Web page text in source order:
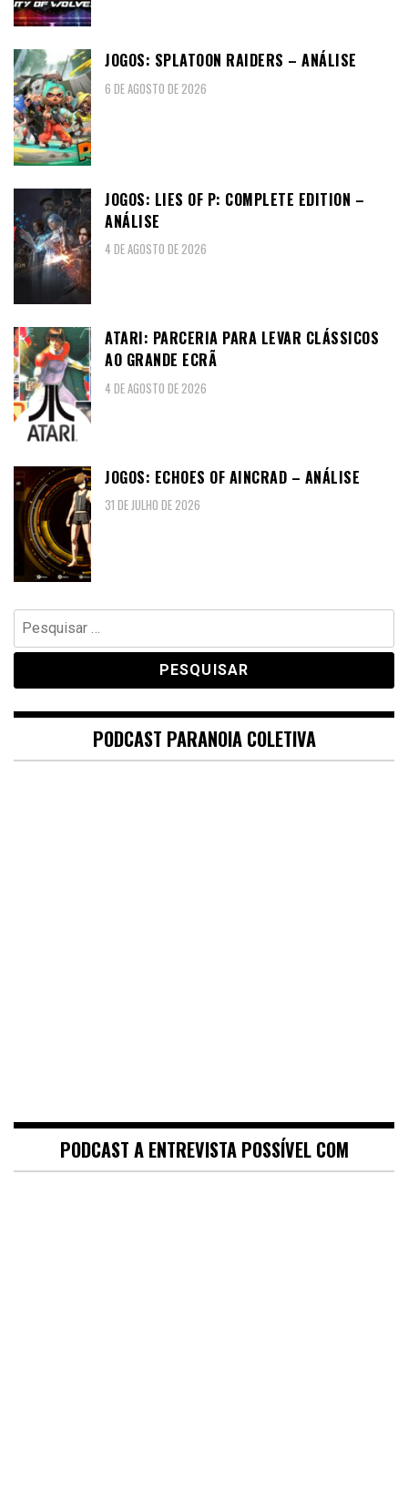
JOGOS: SPLATOON RAIDERS – ANÁLISE
6 DE AGOSTO DE 2026
JOGOS: LIES OF P: COMPLETE EDITION –
ANÁLISE
4 DE AGOSTO DE 2026
ATARI: PARCERIA PARA LEVAR CLÁSSICOS
AO GRANDE ECRÃ
4 DE AGOSTO DE 2026
JOGOS: ECHOES OF AINCRAD – ANÁLISE
31 DE JULHO DE 2026
Pesquisar
por:
PODCAST PARANOIA COLETIVA
PODCAST A ENTREVISTA POSSÍVEL COM